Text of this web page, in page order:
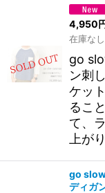
4,950
在庫なし
go
ン刺
ケッ
るこ
て、
上が
go
ディガ